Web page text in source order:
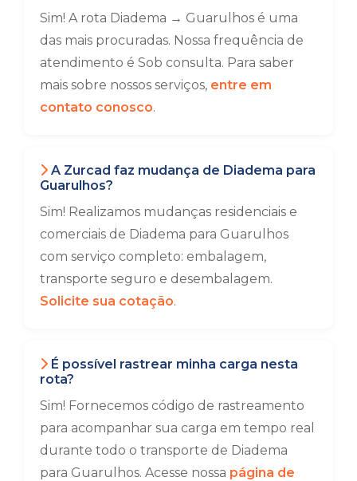
Sim! A rota Diadema → Guarulhos é uma
das mais procuradas. Nossa frequência de
atendimento é Sob consulta. Para saber
mais sobre nossos serviços, entre em
contato conosco.
A Zurcad faz mudança de Diadema para
Guarulhos?
Sim! Realizamos mudanças residenciais e
comerciais de Diadema para Guarulhos
com serviço completo: embalagem,
transporte seguro e desembalagem.
Solicite sua cotação.
É possível rastrear minha carga nesta
rota?
Sim! Fornecemos código de rastreamento
para acompanhar sua carga em tempo real
durante todo o transporte de Diadema
para Guarulhos. Acesse nossa página de